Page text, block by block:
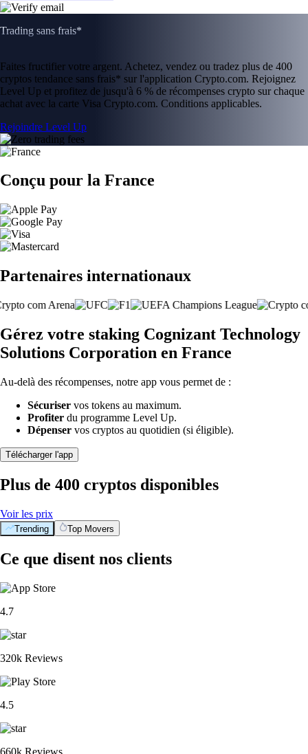
Trading sans frais*
Faites fructifier votre argent. Achetez, vendez ou tradez plus de 400
cryptos tendance sans frais* sur l'application Crypto.com. Rejoignez
Level Up et profitez de jusqu'à 6 % de récompenses crypto sur chaque
achat avec la carte Visa Crypto.com. Conditions applicables.
Rejoindre Level Up
Conçu pour la France
Partenaires internationaux
Gérez votre staking Cognizant Technology
Solutions Corporation en France
Au-delà des récompenses, notre app vous permet de :
Sécuriser vos tokens au maximum.
Profiter du programme Level Up.
Dépenser vos cryptos au quotidien (si éligible).
Télécharger l'app
Plus de 400 cryptos disponibles
Voir les prix
Trending Top Movers
Ce que disent nos clients
4.7
320k Reviews
4.5
660k Reviews